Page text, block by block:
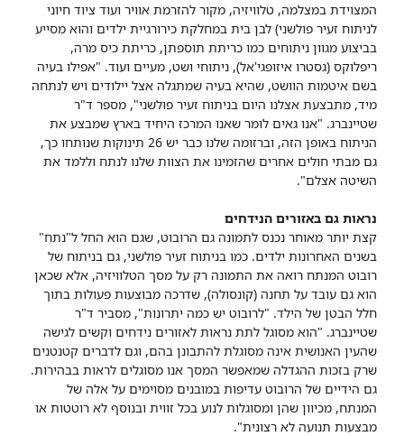
המצוידת במצלמה, טלוויזיה, מקור להזרמת אוויר ועוד ציוד חיוני
לניתוח זעיר פולשני) לבן בית במחלקת כירורגיית ילדים והוא מסייע
בביצוע מגוון ניתוחים כמו כריתת תוספתן, כריתת כיס מרה,
ריפלוקס (גסטרו איזופגי'אל), ניתוחי ושט, מעיים ועוד. "אפילו בעיה
בשם איטמות הוושט, שהיא בעיה שמתגלה אצל יילודים ויש לנתחה
מיד, מתבצעת אצלנו היום בניתוח זעיר פולשני", מספר ד"ר
שטיינברג. "אנו גאים לומר שאנו המרכז היחיד בארץ שמבצע את
הניתוח באופן הזה, וברזומה שלנו כבר יש 26 תינוקות שנותחו כך,
גם מבתי חולים אחרים שהזמינו את הצוות שלנו לנתח וללמד את
השיטה אצלם".
נראות גם באזורים הנידחים
קצת יותר מאוחר נכנס לתמונה גם הרובוט, שגם הוא החל ל"נתח"
בשנים האחרונות ילדים. כמו בניתוח זעיר פולשני, גם בניתוח של
רובוט המנתח רואה את התמונה רק על מסך הטלוויזיה, אלא שכאן
הוא גם עובד על תחנה (קונסולה), שדרכה מבוצעות פעולות בתוך
חלל הבטן של הילד. "לרובוט יש כמה יתרונות", מסביר ד"ר
שטיינברג. "הוא מסוגל לתת נראות לאזורים נידחים וקשים לגישה
שהעין האנושית אינה מסוגלת להתבונן בהם, וגם לדברים קטנטנים
שרק בזכות ההגדלה שמאפשר המסך אנו מסוגלים לראות בבהירות.
גם הידיים של הרובוט עדיפות במובנים מסוימים על אלה של
המנתח, מכיוון שהן ומסוגלות לנוע בכל זווית ובנוסף לא רוטטות או
מבצעות תנועה לא רצונית".